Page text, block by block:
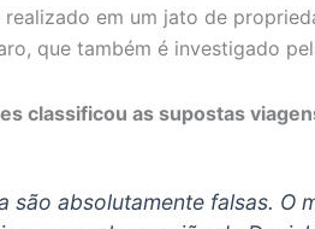
em um jato de
que também é investigado
classificou as supostas
são absolutamente falsas. O